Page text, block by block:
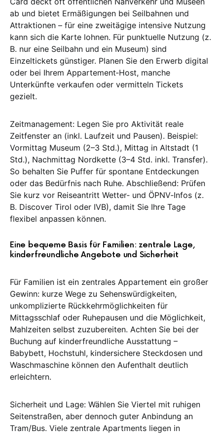
ab und bietet Ermäßigungen bei Seilbahnen und
Attraktionen – für eine zweitägige intensive Nutzung
kann sich die Karte lohnen. Für punktuelle Nutzung (z.
B. nur eine Seilbahn und ein Museum) sind
Einzeltickets günstiger. Planen Sie den Erwerb digital
oder bei Ihrem Appartement‑Host, manche
Unterkünfte verkaufen oder vermitteln Tickets
gezielt.
Zeitmanagement: Legen Sie pro Aktivität reale
Zeitfenster an (inkl. Laufzeit und Pausen). Beispiel:
Vormittag Museum (2–3 Std.), Mittag in Altstadt (1
Std.), Nachmittag Nordkette (3–4 Std. inkl. Transfer).
So behalten Sie Puffer für spontane Entdeckungen
oder das Bedürfnis nach Ruhe. Abschließend: Prüfen
Sie kurz vor Reiseantritt Wetter‑ und ÖPNV‑Infos (z.
B. Discover Tirol oder IVB), damit Sie Ihre Tage
flexibel anpassen können.
Eine bequeme Basis für Familien: zentrale Lage,
kinderfreundliche Angebote und Sicherheit
Für Familien ist ein zentrales Appartement ein großer
Gewinn: kurze Wege zu Sehenswürdigkeiten,
unkomplizierte Rückkehrmöglichkeiten für
Mittagsschlaf oder Ruhepausen und die Möglichkeit,
Mahlzeiten selbst zuzubereiten. Achten Sie bei der
Buchung auf kinderfreundliche Ausstattung –
Babybett, Hochstuhl, kindersichere Steckdosen und
Waschmaschine können den Aufenthalt deutlich
erleichtern.
Sicherheit und Lage: Wählen Sie Viertel mit ruhigen
Seitenstraßen, aber dennoch guter Anbindung an
Tram/Bus. Viele zentrale Apartments liegen in